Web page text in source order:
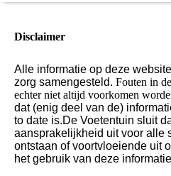
Disclaimer
Alle informatie op deze
zorg samengesteld. Fouten in
echter niet altijd voorkomen
dat (enig deel van de)
to date is.De Voetentuin sluit
aansprakelijkheid uit voor alle
ontstaan of voortvloeiende uit
het gebruik van deze